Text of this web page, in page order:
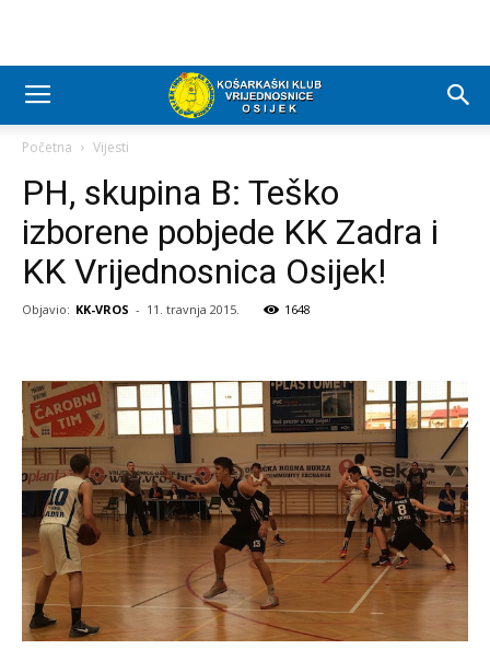
Početna Vijesti
PH, skupina B: Teško
izborene pobjede KK Zadra i
KK Vrijednosnica Osijek!
Objavio: KK-VROS - 11. travnja 2015. 1648